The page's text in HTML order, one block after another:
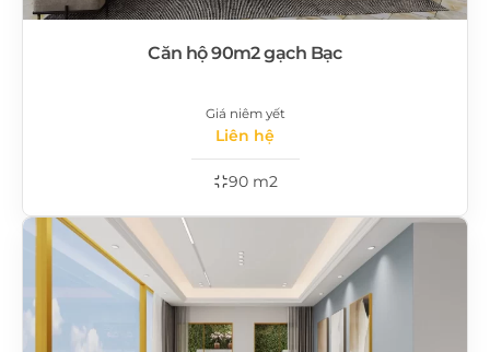
Căn hộ 90m2 gạch Bạc
Giá niêm yết
Liên hệ
90 m2